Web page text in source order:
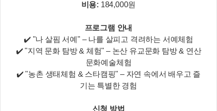
비용: 184,000원
프로그램 안내
✔️ "나 살핌 서예" – 나를 살피고 격려하는 서예체험
✔️ "지역 문화 탐방 & 체험" – 논산 유교문화 탐방 & 연산
문화예술체험
✔️ "농촌 생태체험 & 스타캠핑" – 자연 속에서 배우고 즐
기는 특별한 경험
신청 방법